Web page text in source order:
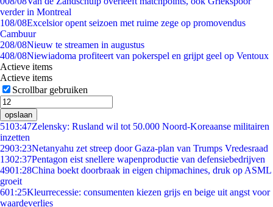
verder in Montreal
108/08Excelsior opent seizoen met ruime zege op promovendus
Cambuur
208/08Nieuw te streamen in augustus
408/08Niewiadoma profiteert van pokerspel en grijpt geel op Ventoux
Actieve items
Actieve items
Scrollbar gebruiken
opslaan
5103:47Zelensky: Rusland wil tot 50.000 Noord-Koreaanse militairen
inzetten
2903:23Netanyahu zet streep door Gaza-plan van Trumps Vredesraad
1302:37Pentagon eist snellere wapenproductie van defensiebedrijven
4901:28China boekt doorbraak in eigen chipmachines, druk op ASML
groeit
601:25Kleurrecessie: consumenten kiezen grijs en beige uit angst voor
waardeverlies